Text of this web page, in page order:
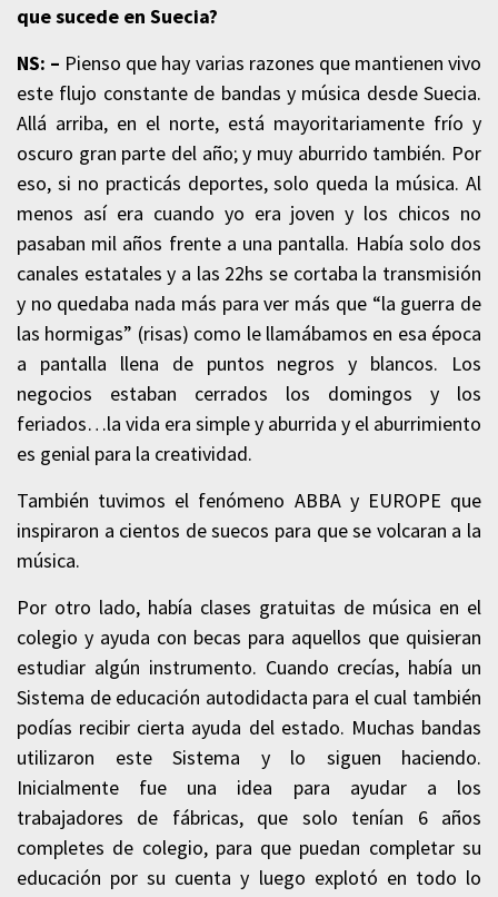
que sucede en Suecia?
NS: – Pienso que hay varias razones que mantienen vivo
este flujo constante de bandas y música desde Suecia.
Allá arriba, en el norte, está mayoritariamente frío y
oscuro gran parte del año; y muy aburrido también. Por
eso, si no practicás deportes, solo queda la música. Al
menos así era cuando yo era joven y los chicos no
pasaban mil años frente a una pantalla. Había solo dos
canales estatales y a las 22hs se cortaba la transmisión
y no quedaba nada más para ver más que “la guerra de
las hormigas” (risas) como le llamábamos en esa época
a pantalla llena de puntos negros y blancos. Los
negocios estaban cerrados los domingos y los
feriados…la vida era simple y aburrida y el aburrimiento
es genial para la creatividad.
También tuvimos el fenómeno ABBA y EUROPE que
inspiraron a cientos de suecos para que se volcaran a la
música.
Por otro lado, había clases gratuitas de música en el
colegio y ayuda con becas para aquellos que quisieran
estudiar algún instrumento. Cuando crecías, había un
Sistema de educación autodidacta para el cual también
podías recibir cierta ayuda del estado. Muchas bandas
utilizaron este Sistema y lo siguen haciendo.
Inicialmente fue una idea para ayudar a los
trabajadores de fábricas, que solo tenían 6 años
completes de colegio, para que puedan completar su
educación por su cuenta y luego explotó en todo lo